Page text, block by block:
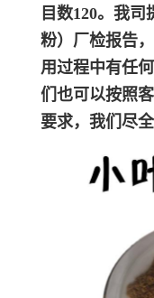
目数120。我司
粉） 厂检报告
用过程中有任
们也可以按照
要求，我们尽